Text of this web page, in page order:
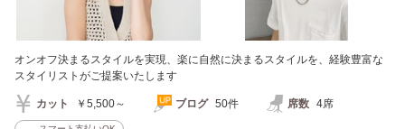
オンオフ決まるスタイルを実現、楽に自然に決まるスタイルを、経験豊富な
スタイリストがご提案いたします
カット ￥5,500～ ブログ 50件 席数 4席